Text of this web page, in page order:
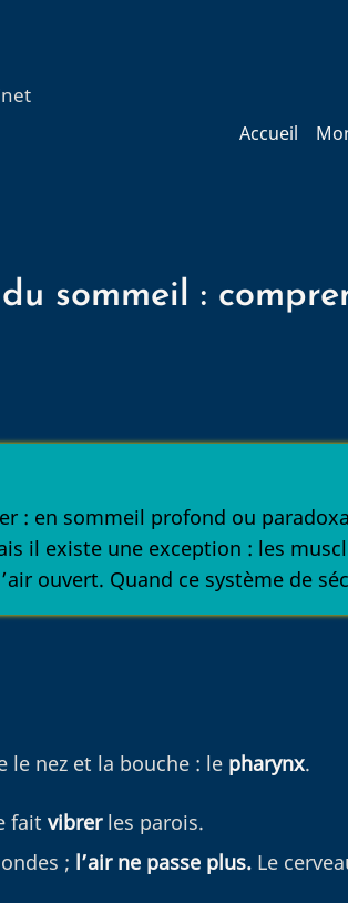
Main
Accueil
du sommeil :
: en sommeil profond ou
il existe une exception : les
ouvert. Quand ce système de
le nez et la bouche : le pharynx.
fait vibrerles parois.
; l’air ne passe plus. Le